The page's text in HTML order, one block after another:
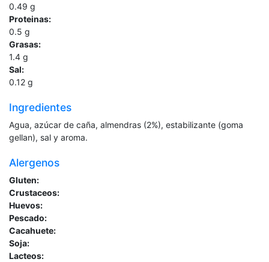
0.49 g
Proteinas:
0.5 g
Grasas:
1.4 g
Sal:
0.12 g
Ingredientes
Agua, azúcar de caña, almendras (2%), estabilizante (goma
gellan), sal y aroma.
Alergenos
Gluten:
Crustaceos:
Huevos:
Pescado:
Cacahuete:
Soja:
Lacteos: